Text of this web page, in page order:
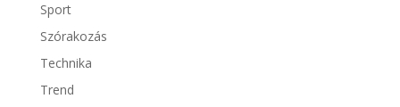
Sport
Szórakozás
Technika
Trend